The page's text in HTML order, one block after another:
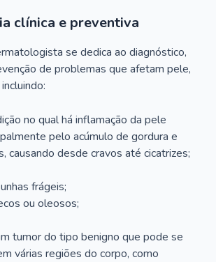
clínica e preventiva
se dedica ao diagnóstico,
de problemas que afetam pele,
no qual há inflamação da pele
pelo acúmulo de gordura e
causando desde cravos até cicatrizes;
frágeis;
ou oleosos;
tumor do tipo benigno que pode se
várias regiões do corpo, como